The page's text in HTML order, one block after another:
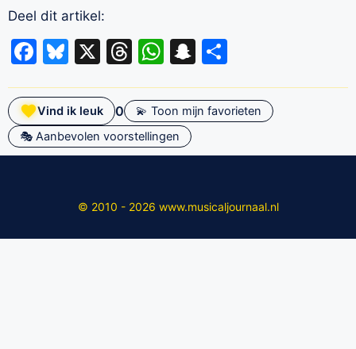
Deel dit artikel:
Facebook
Bluesky
X Threads
WhatsApp
Snapchat
Vind ik leuk 0
💫 Toon mijn favorieten
🎭 Aanbevolen voorstellingen
© 2010 - 2026 www.musicaljournaal.nl